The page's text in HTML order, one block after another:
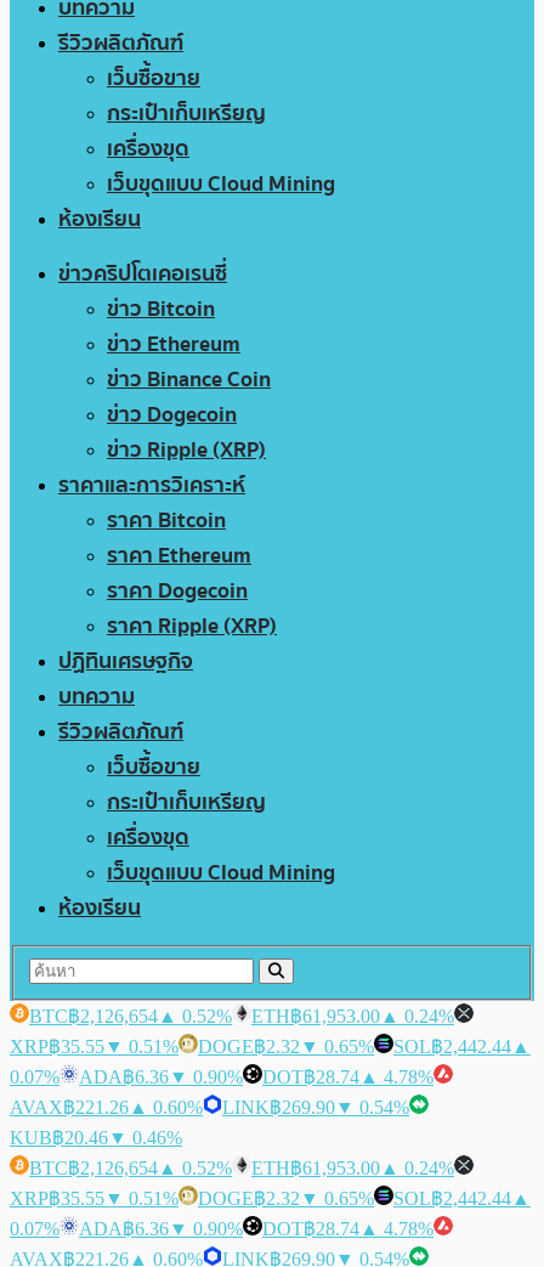
บทความ
รีวิวผลิตภัณฑ์
เว็บซื้อขาย
กระเป๋าเก็บเหรียญ
เครื่องขุด
เว็บขุดแบบ Cloud Mining
ห้องเรียน
ข่าวคริปโตเคอเรนซี่
ข่าว Bitcoin
ข่าว Ethereum
ข่าว Binance Coin
ข่าว Dogecoin
ข่าว Ripple (XRP)
ราคาและการวิเคราะห์
ราคา Bitcoin
ราคา Ethereum
ราคา Dogecoin
ราคา Ripple (XRP)
ปฏิทินเศรษฐกิจ
บทความ
รีวิวผลิตภัณฑ์
เว็บซื้อขาย
กระเป๋าเก็บเหรียญ
เครื่องขุด
เว็บขุดแบบ Cloud Mining
ห้องเรียน
BTC฿2,126,654 ▲ 0.52% ETH฿61,953.00 ▲ 0.24%
XRP฿35.55▼ 0.51% DOGE฿2.32 ▼ 0.65% SOL฿2,442.44 ▲
0.07%
ADA฿6.36▼ 0.90% DOT฿28.74 ▲ 4.78%
AVAX฿221.26 ▲ 0.60% LINK฿269.90▼ 0.54%
KUB฿20.46▼ 0.46%
BTC฿2,126,654 ▲ 0.52% ETH฿61,953.00 ▲ 0.24%
XRP฿35.55▼ 0.51% DOGE฿2.32 ▼ 0.65% SOL฿2,442.44 ▲
0.07%
ADA฿6.36▼ 0.90% DOT฿28.74 ▲ 4.78%
AVAX฿221.26 ▲ 0.60% LINK฿269.90▼ 0.54%